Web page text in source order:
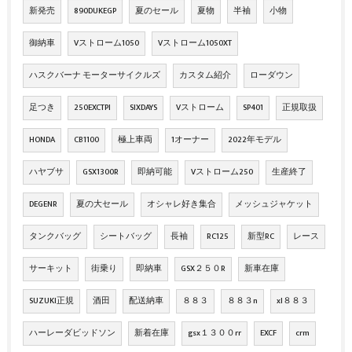
新発売 890DUKEGP 夏のセール 夏物 半袖 小物
御納車 Vストローム1050 Vストローム1050XT
ハスクバーナ モーターサイクルズ カスタム紹介 ローダウン
足つき 250EXCTPI SIXDAYS Vストローム SP401 正規取扱
HONDA CB1100 極上車両 1オーナー 2022年モデル
ハヤブサ GSX1300R 即納可能 Vストローム250 生産終了
DEGENR 夏の大セール オシャレ好き集合 メッシュジャケット
タンクバッグ シートバッグ 長袖 RC125 新型RC レース
サーキット 街乗り 即納車 GSX２５０R 新車在庫
SUZUKI正規 酒田 配送納車 ８８３ ８８３n xl８８３
ハーレーダビッドソン 新着在庫 gsx１３００rr EXCF crm